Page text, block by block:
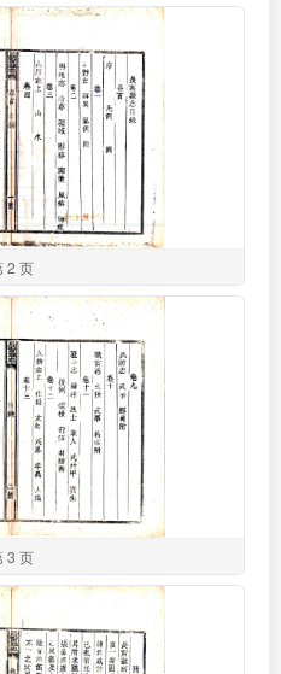
2 页
3 页